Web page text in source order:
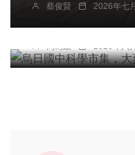
蔡俊賢 2026年七
烏日國中科學市集，
提供）
周為政 2026年六